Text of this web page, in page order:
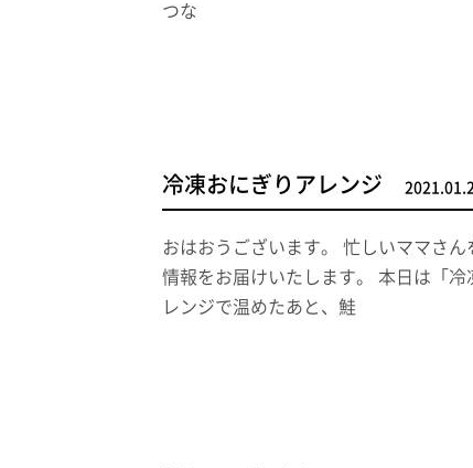
つな
冷凍おにぎりアレンジ
おはおうございます。 忙しいママさ
情報をお届けいたします。 本日は「
レンジで温めたあと、鮭